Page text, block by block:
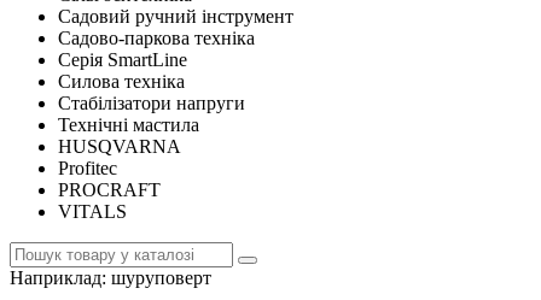
Садовий ручний інструмент
Садово-паркова техніка
Серія SmartLine
Силова техніка
Стабілізатори напруги
Технічні мастила
HUSQVARNA
Profitec
PROCRAFT
VITALS
Наприклад: шуруповерт